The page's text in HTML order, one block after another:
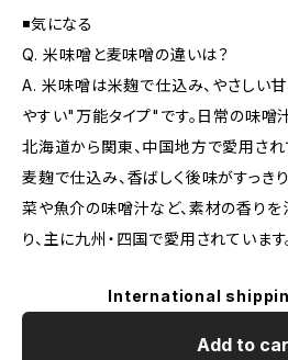
◾️気になる
Q. 米味噌と麦味噌の違いは？
A. 米味噌は米麹で仕込み、やさしい
やすい"万能タイプ"です。日常の味噌
北海道から関東、中国地方で愛用され
麦麹で仕込み、香ばしく後味がすっき
菜や魚介の味噌汁など、素材の香り
り、主に九州・四国で愛用されています
International
Add to